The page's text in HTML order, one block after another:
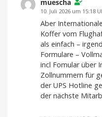
muescha
10. Juli 2026 um 15:18
Aber
Koffer vom
als einfach –
Formulare –
incl Fomular über
Zollnummern für
der UPS Hotline
der nächste